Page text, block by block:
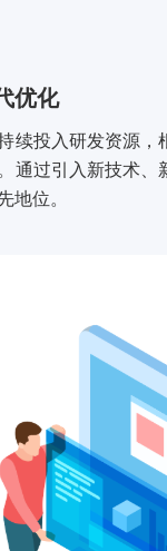
优化
续投入研发资源
通过引入新技术
地位。